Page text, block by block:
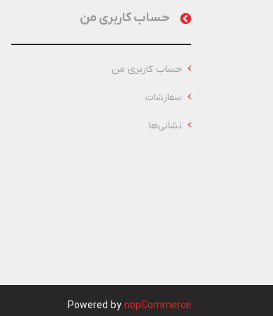
حساب کاربری من
حساب کاربری من
سفارشات
نشانی‌ها
Powered bynopCommerce